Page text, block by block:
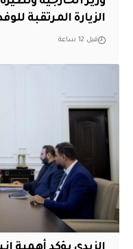
الزيارة المرتقبة
قبل 12 ساعة